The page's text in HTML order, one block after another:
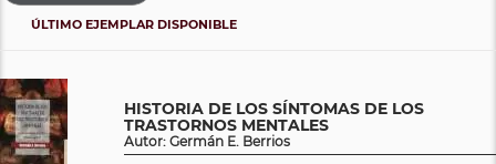
ÚLTIMO EJEMPLAR DISPONIBLE
HISTORIA DE LOS SÍNTOMAS DE LOS
TRASTORNOS MENTALES
Autor: Germán E. Berrios